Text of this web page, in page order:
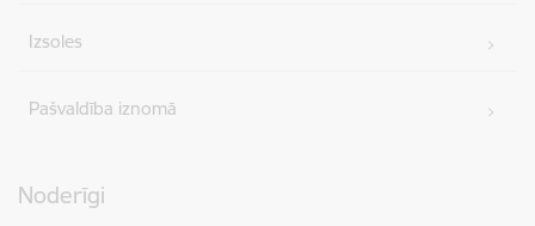
Izsoles
Pašvaldība iznomā
Noderīgi